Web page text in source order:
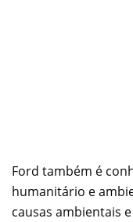
Ford também é
humanitário e
causas ambientais